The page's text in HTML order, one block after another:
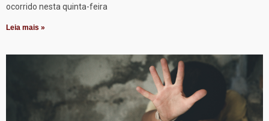
ocorrido nesta quinta-feira
Leia mais »